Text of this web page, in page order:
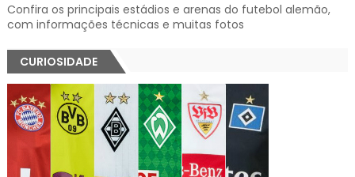
Confira os principais estádios e arenas do futebol alemão,
com informações técnicas e muitas fotos
CURIOSIDADE